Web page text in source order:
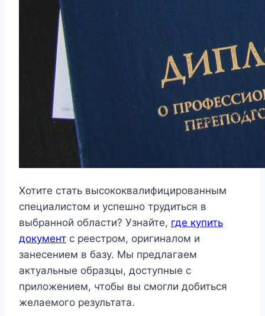
Хотите стать высококвалифицированным
специалистом и успешно трудиться в
выбранной области? Узнайте, где купить
документ с реестром, оригиналом и
занесением в базу. Мы предлагаем
актуальные образцы, доступные с
приложением, чтобы вы смогли добиться
желаемого результата.